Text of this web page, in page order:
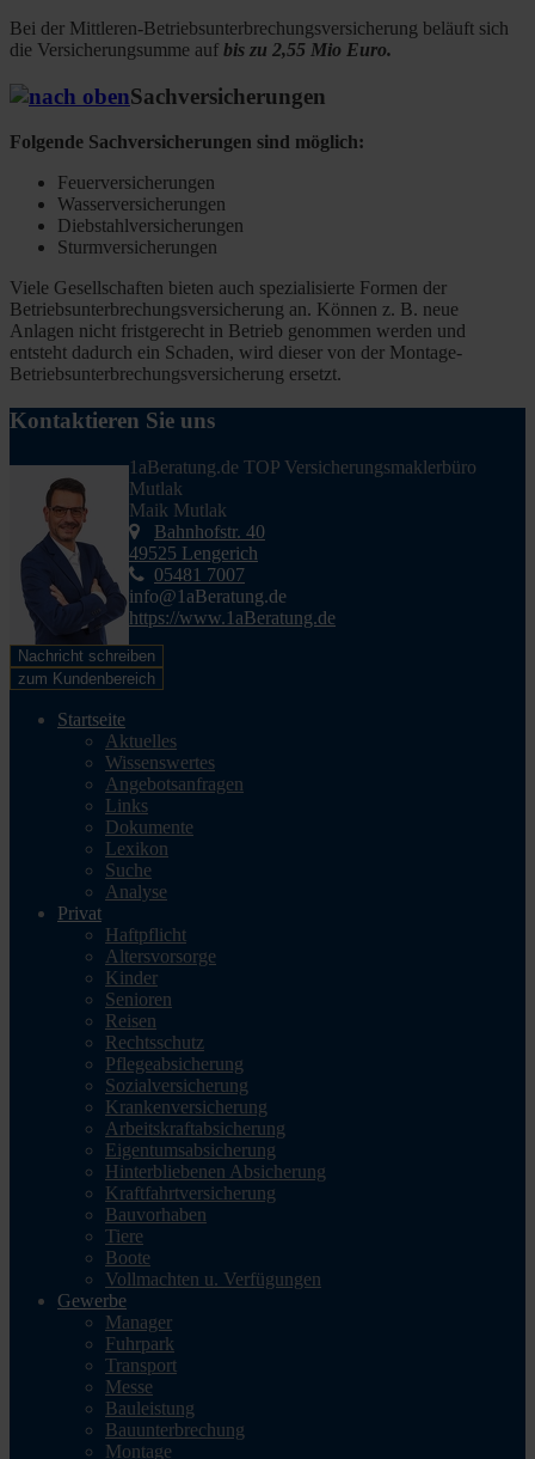
Bei der Mittleren-Betriebsunterbrechungsversicherung beläuft sich
die Versicherungsumme auf bis zu 2,55 Mio Euro.
Sachversicherungen
Folgende Sachversicherungen sind möglich:
Feuerversicherungen
Wasserversicherungen
Diebstahlversicherungen
Sturmversicherungen
Viele Gesellschaften bieten auch spezialisierte Formen der
Betriebsunterbrechungsversicherung an. Können z. B. neue
Anlagen nicht fristgerecht in Betrieb genommen werden und
entsteht dadurch ein Schaden, wird dieser von der Montage-
Betriebsunterbrechungsversicherung ersetzt.
Kontaktieren Sie uns
1aBeratung.de TOP Versicherungsmaklerbüro
Mutlak
Maik Mutlak
Bahnhofstr. 40
49525 Lengerich
05481 7007
info@1aBeratung.de
https://www.1aBeratung.de
Nachricht schreiben
zum Kundenbereich
Startseite
Aktuelles
Wissenswertes
Angebotsanfragen
Links
Dokumente
Lexikon
Suche
Analyse
Privat
Haftpflicht
Altersvorsorge
Kinder
Senioren
Reisen
Rechtsschutz
Pflegeabsicherung
Sozialversicherung
Krankenversicherung
Arbeitskraftabsicherung
Eigentumsabsicherung
Hinterbliebenen Absicherung
Kraftfahrtversicherung
Bauvorhaben
Tiere
Boote
Vollmachten u. Verfügungen
Gewerbe
Manager
Fuhrpark
Transport
Messe
Bauleistung
Bauunterbrechung
Montage